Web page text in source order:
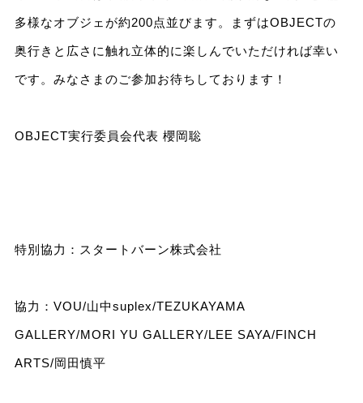
多様なオブジェが約200点並びます。まずはOBJECTの
奥行きと広さに触れ立体的に楽しんでいただければ幸い
です。みなさまのご参加お待ちしております！
OBJECT実行委員会代表 櫻岡聡
特別協力：スタートバーン株式会社
協力：VOU/山中suplex/TEZUKAYAMA
GALLERY/MORI YU GALLERY/LEE SAYA/FINCH
ARTS/岡田慎平